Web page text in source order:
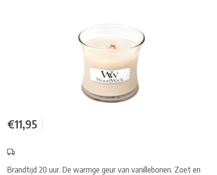
€11,95
Brandtijd 20 uur. De warmge geur van vanillebonen. Zoet en